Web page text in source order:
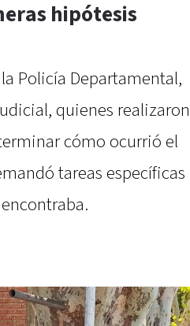
hipótesis
Policía Departamental,
quienes
cómo ocurrió el
tareas específicas